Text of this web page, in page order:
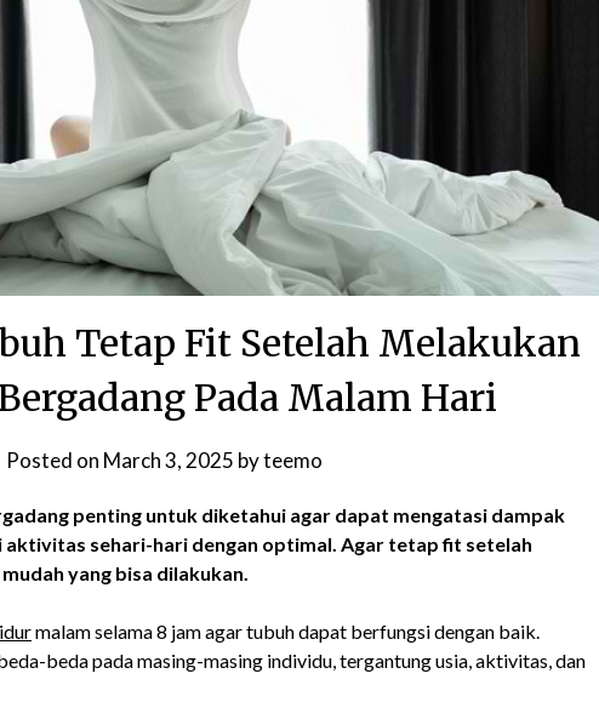
Tetap Fit Setelah Melakukan
Pada Malam Hari
Posted on March 3, 2025 byteemo
penting untuk diketahui agar dapat mengatasi dampak
aktivitas sehari-hari dengan optimal. Agar tetap fit setelah
mudah yang bisa dilakukan.
malam selama 8 jam agar tubuh dapat berfungsi dengan baik.
beda pada masing-masing individu, tergantung usia, aktivitas, dan